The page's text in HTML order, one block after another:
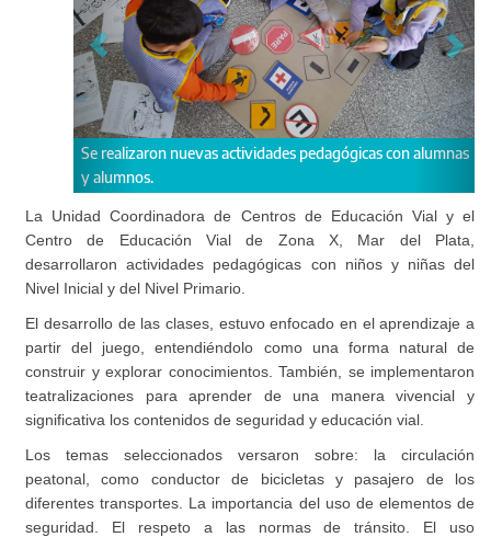
nuevas actividades pedagógicas con alumnas
Actividades
La Unidad Coordinadora de Centros de Educación Vial y el
Centro de Educación Vial de Zona X, Mar del Plata,
desarrollaron actividades pedagógicas con niños y niñas del
Nivel Inicial y del Nivel Primario.
El desarrollo de las clases, estuvo enfocado en el aprendizaje a
partir del juego, entendiéndolo como una forma natural de
construir y explorar conocimientos. También, se implementaron
teatralizaciones para aprender de una manera vivencial y
significativa los contenidos de seguridad y educación vial.
Los temas seleccionados versaron sobre: la circulación
peatonal, como conductor de bicicletas y pasajero de los
diferentes transportes. La importancia del uso de elementos de
seguridad. El respeto a las normas de tránsito. El uso